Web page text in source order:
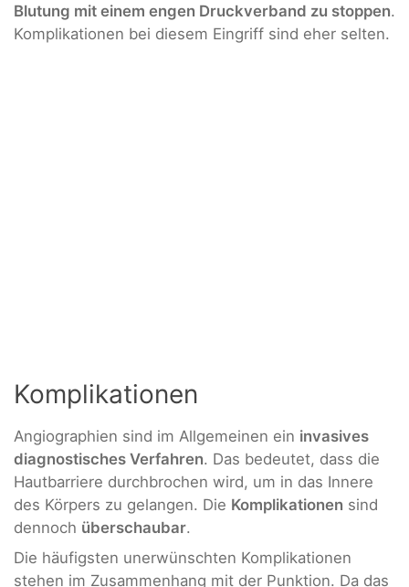
Blutung mit einem engen Druckverband zu stoppen.
Komplikationen bei diesem Eingriff sind eher selten.
Komplikationen
Angiographien sind im Allgemeinen ein invasives
diagnostisches Verfahren. Das bedeutet, dass die
Hautbarriere durchbrochen wird, um in das Innere
des Körpers zu gelangen. Die Komplikationen sind
dennoch überschaubar.
Die häufigsten unerwünschten Komplikationen
stehen im Zusammenhang mit der Punktion. Da das